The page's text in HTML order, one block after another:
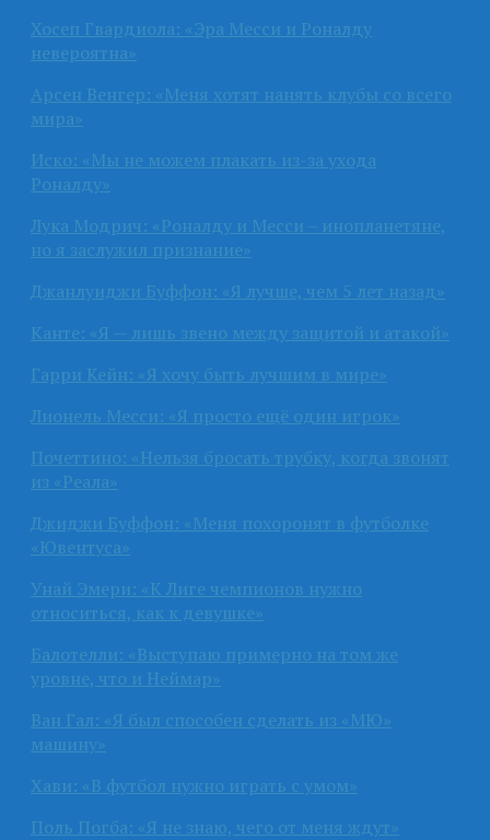
Хосеп Гвардиола: «Эра Месси и Роналду
невероятна»
Арсен Венгер: «Меня хотят нанять клубы со всего
мира»
Иско: «Мы не можем плакать из-за ухода
Роналду»
Лука Модрич: «Роналду и Месси – инопланетяне,
но я заслужил признание»
Джанлуиджи Буффон: «Я лучше, чем 5 лет назад»
Канте: «Я — лишь звено между защитой и атакой»
Гарри Кейн: «Я хочу быть лучшим в мире»
Лионель Месси: «Я просто ещё один игрок»
Почеттино: «Нельзя бросать трубку, когда звонят
из «Реала»
Джиджи Буффон: «Меня похоронят в футболке
«Ювентуса»
Унай Эмери: «К Лиге чемпионов нужно
относиться, как к девушке»
Балотелли: «Выступаю примерно на том же
уровне, что и Неймар»
Ван Гал: «Я был способен сделать из «МЮ»
машину»
Хави: «В футбол нужно играть с умом»
Поль Погба: «Я не знаю, чего от меня ждут»